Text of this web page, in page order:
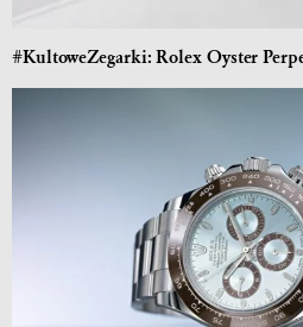
#KultoweZegarki: Rolex Oyster